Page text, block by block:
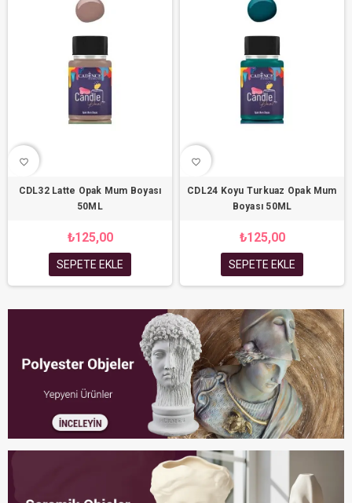
favorite_border
CDL32 Latte Opak Mum Boyası
50ML
₺125,00
SEPETE EKLE
favorite_border
CDL24 Koyu Turkuaz Opak Mum
Boyası 50ML
₺125,00
SEPETE EKLE